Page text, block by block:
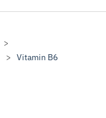
Vitamin B6